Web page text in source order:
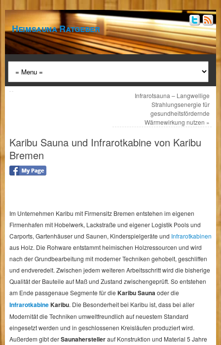
Heimsauna Ratgeber
Infrarotsauna – Langwellige
Strahlungsenergie für
gesundheitsfördernde
Wärmewirkung nutzen »
Karibu Sauna und Infrarotkabine von Karibu
Bremen
Im Unternehmen Karibu mit Firmensitz Bremen entstehen im eigenen
Firmenhafen mit Hobelwerk, Lackstraße und eigener Logistik Pools und
Carports, Gartenhäuser und Saunen, Kinderspielgeräte und Infrarotkabinen
aus Holz. Die Rohware entstammt heimischen Holzressourcen und wird
nach der Grundbearbeitung mit moderner Techniken gehobelt, geschliffen
und endveredelt. Zwischen jedem weiteren Arbeitsschritt wird die bisherige
Qualität der Bauteile auf Maß und Zustand zwischengeprüft. So entstehen
am Ende passgenaue Segmente für die Karibu Sauna oder die
InfrarotkabineKaribu. Die Besonderheit bei Karibu ist, dass bei aller
Modernität die Techniken umweltfreundlich auf neuestem Standard
eingesetzt werden und in geschlossenen Kreisläufen produziert wird.
Außerdem gibt derSaunaherstellerauf Konstruktion und Material 5 Jahre